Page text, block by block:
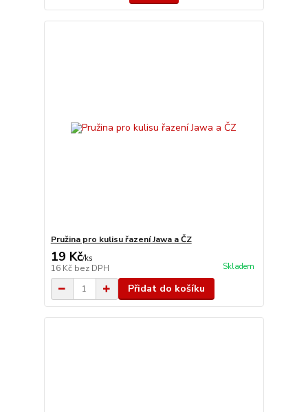
Pružina pro kulisu řazení Jawa a ČZ
19 Kč/ks
16 Kč bez DPH Skladem
Přidat do košíku